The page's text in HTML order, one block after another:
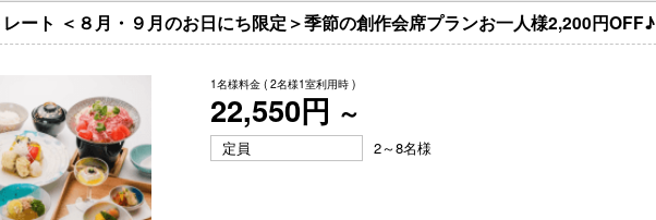
ート ＜８月・９月のお日にち限定＞季節の創作会席プランお一人様2,200円OFF♪
1名様料金 ( 2名様1室利用時 )
22,550円 ～
定員 2～8名様